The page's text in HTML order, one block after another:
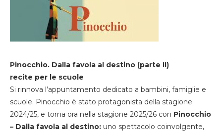
Pinocchio. Dalla favola al destino (parte II)
recite per le scuole
Si rinnova l’appuntamento dedicato a bambini, famiglie e
scuole. Pinocchio è stato protagonista della stagione
2024/25, e torna ora nella stagione 2025/26 con Pinocchio
– Dalla favola al destino: uno spettacolo coinvolgente,